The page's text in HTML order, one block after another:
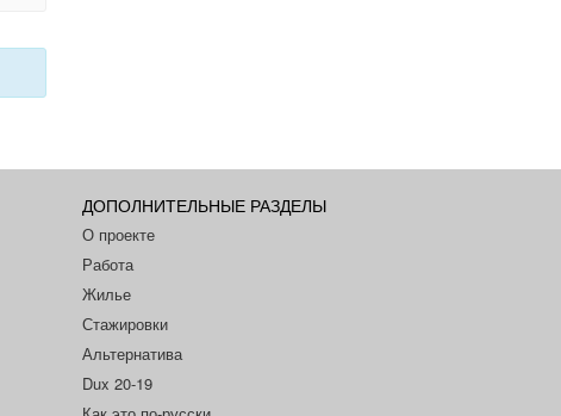
ДОПОЛНИТЕЛЬНЫЕ РАЗДЕЛЫ
О проекте
Работа
Жилье
Стажировки
Альтернатива
Dux 20-19